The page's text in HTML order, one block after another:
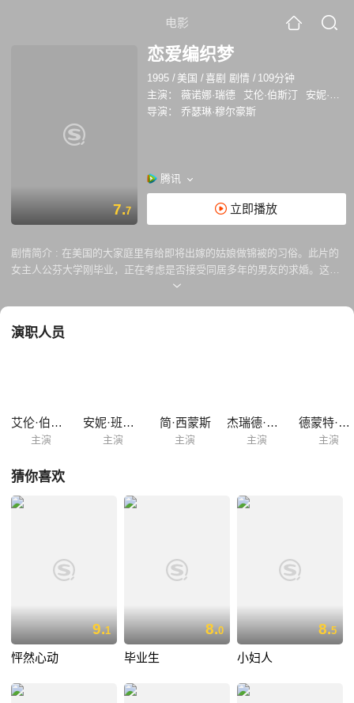
电影
7.7
恋爱编织梦
1995 / 美国 /喜剧 剧情 / 109分钟
主演：
薇诺娜·瑞德 艾伦·伯斯汀
安妮·班克罗夫特
导演：
乔瑟琳·穆尔豪斯
腾讯
立即播放
剧情简介 : 在美国的大家庭里有给即将出嫁的姑娘做锦被的习俗。此片的
女主人公芬大学刚毕业，正在考虑是否接受同居多年的男友的求婚。这时
她回到家中与亲人团聚，顺便也向她们请教。这些长辈不但积极地支持她
立起坚定的信心。这是一部浪漫温情的家庭剧，犹如一篇散文，将婚姻和
演职人员
艾伦·伯斯汀
主演
安妮·班克罗夫特
主演
简·西蒙斯
主演
杰瑞德·莱托
主演
德蒙特·莫罗尼
主演
猜你喜欢
9.1
怦然心动
8.0
毕业生
8.5
小妇人